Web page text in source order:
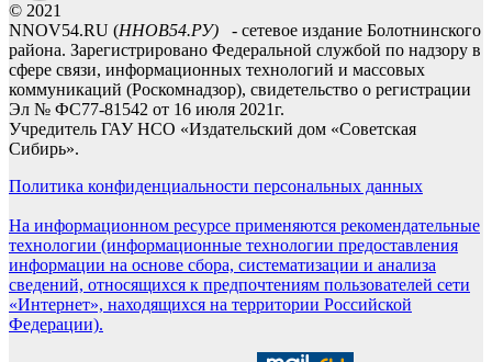
© 2021
NNOV54.RU (ННОВ54.РУ) - сетевое издание Болотнинского
района. Зарегистрировано Федеральной службой по надзору в
сфере связи, информационных технологий и массовых
коммуникаций (Роскомнадзор), свидетельство о регистрации
Эл № ФС77-81542 от 16 июля 2021г.
Учредитель ГАУ НСО «Издательский дом «Советская
Сибирь».
Политика конфиденциальности персональных данных
На информационном ресурсе применяются рекомендательные
технологии (информационные технологии предоставления
информации на основе сбора, систематизации и анализа
сведений, относящихся к предпочтениям пользователей сети
«Интернет», находящихся на территории Российской
Федерации).